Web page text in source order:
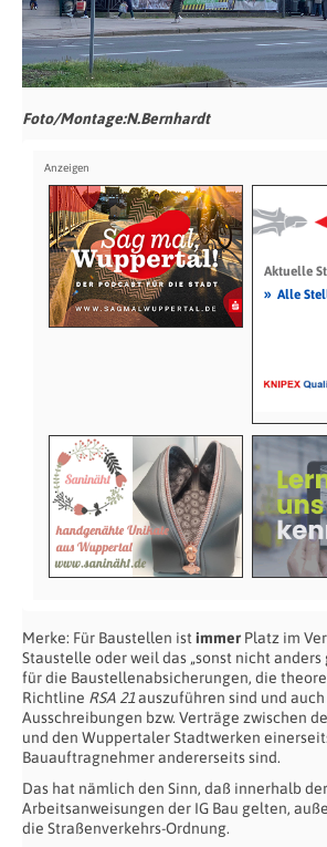
Foto/Montage:N.Bernhardt
Aktuelle
» Alle
Merke: Für Baustellen ist immer Platz im
Staustelle oder weil das „sonst nicht anders
für die Baustellenabsicherungen, die
Richtline RSA 21auszuführen sind und
Ausschreibungen bzw. Verträge zwischen
und den Wuppertaler Stadtwerken
Bauauftragnehmer andererseits sind.
Das hat nämlich den Sinn, daß innerhalb
Arbeitsanweisungen der IG Bau gelten,
die Straßenverkehrs-Ordnung.